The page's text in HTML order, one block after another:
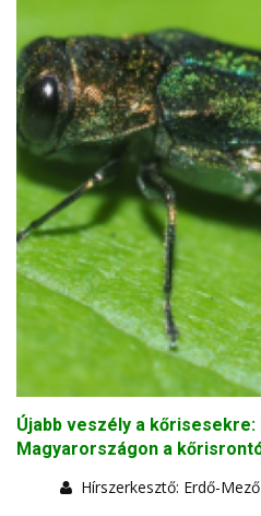
Újabb veszély a
Magyarországon a
Hírszerkesztő: Erdő-